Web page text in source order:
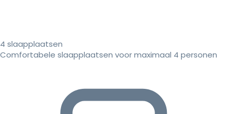
4 slaapplaatsen
Comfortabele slaapplaatsen voor maximaal 4 personen